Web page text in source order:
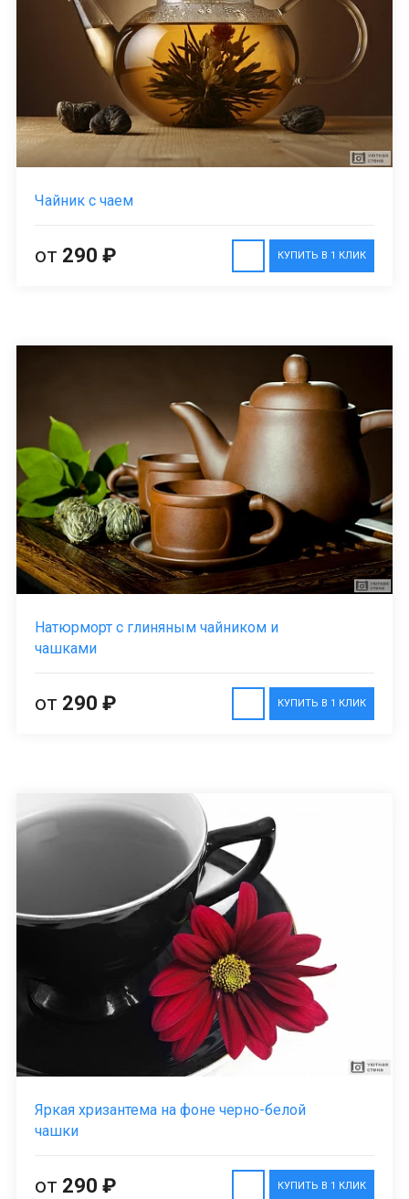
Чайник с чаем
КУПИТЬ В 1 КЛИК
от 290 ₽
Натюрморт с глиняным чайником и
чашками
КУПИТЬ В 1 КЛИК
от 290 ₽
Яркая хризантема на фоне черно-белой
чашки
КУПИТЬ В 1 КЛИК
от 290 ₽